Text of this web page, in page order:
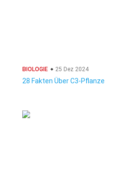
BIOLOGIE 25 Dez 2024
28 Fakten Über C3-Pflanze